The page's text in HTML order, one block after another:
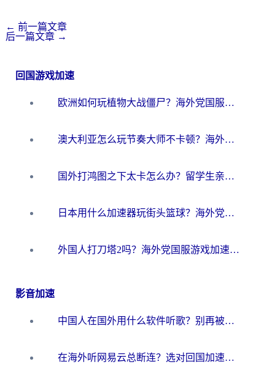
← 前一篇文章
后一篇文章 →
回国游戏加速
欧洲如何玩植物大战僵尸？海外党国服游戏加速避坑指南（附实测对比）
澳大利亚怎么玩节奏大师不卡顿？海外党国服游戏加速终极指南
国外打鸿图之下太卡怎么办？留学生亲测有效的国服游戏加速方案
日本用什么加速器玩街头篮球？海外党国服游戏不卡顿的终极攻略
外国人打刀塔2吗？海外党国服游戏加速避坑全攻略
影音加速
中国人在国外用什么软件听歌？别再被地域限制卡脖子，这篇教你轻松解锁国内音乐库
在海外听网易云总断连？选对回国加速器，告别地区限制和卡顿